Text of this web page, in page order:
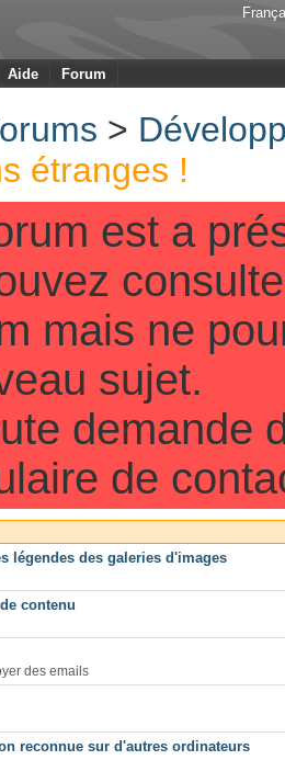
Aide Forum
>
étranges !
est a
mais ne
sujet.
demande
de
légendes des galeries d'images
contenu
des emails
reconnue sur d'autres ordinateurs